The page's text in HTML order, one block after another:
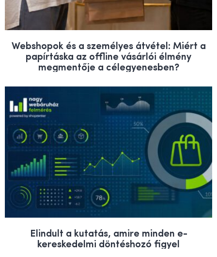
Webshopok és a személyes átvétel: Miért a
papírtáska az offline vásárlói élmény
megmentője a célegyenesben?
Elindult a kutatás, amire minden e-
kereskedelmi döntéshozó figyel